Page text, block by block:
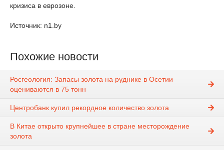
кризиса в еврозоне.
Источник: n1.by
Похожие новости
Росгеология: Запасы золота на руднике в Осетии
оцениваются в 75 тонн
Центробанк купил рекордное количество золота
В Китае открыто крупнейшее в стране месторождение
золота